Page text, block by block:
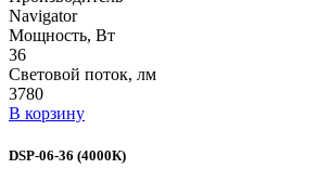
Navigator
Мощность, Вт
36
Световой поток, лм
3780
В корзину
DSP-06-36 (4000К)